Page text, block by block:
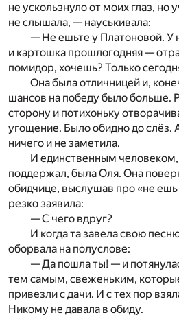
не ускользнуло от моих глаз, но
не слышала, — науськивала:
— Не ешьте у Платоновой. У
и картошка прошлогодняя —
помидор, хочешь? Только
Она была отличницей и,
шансов на победу было больше.
сторону и потихоньку
угощение. Было обидно до слёз.
ничего и не заметила.
И единственным
поддержал, была Оля. Она
обидчице, выслушав про «не ешь
резко заявила:
— С чего вдруг?
И когда та завела свою
оборвала на полуслове:
— Да пошла ты! — и
тем самым, свеженьким,
привезли с дачи. И с тех пор
Никому не давала в обиду.